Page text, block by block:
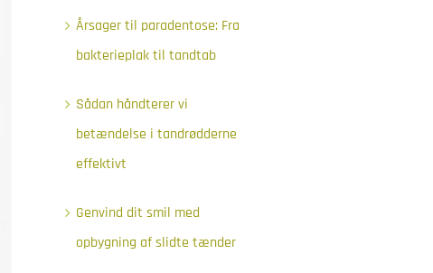
Årsager til paradentose: Fra
bakterieplak til tandtab
Sådan håndterer vi
betændelse i tandrødderne
effektivt
Genvind dit smil med
opbygning af slidte tænder